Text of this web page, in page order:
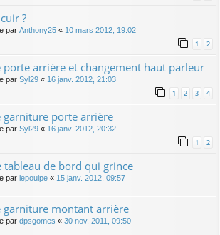
?
par Anthony25 « 10 mars 2012, 19:02
1 2
porte arrière et changement haut parleur
par Syl29 « 16 janv. 2012, 21:03
1 2 3 4
garniture porte arrière
par Syl29 « 16 janv. 2012, 20:32
1 2
tableau de bord qui grince
par lepoulpe « 15 janv. 2012, 09:57
garniture montant arrière
par dpsgomes « 30 nov. 2011, 09:50